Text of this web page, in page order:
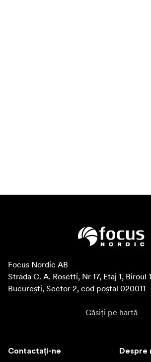
Focus Nordic AB
Strada C. A. Rosetti, Nr 17, Etaj 1, Biroul
București, Sector 2, cod poștal 020011
Găsiți pe hartă
Contactați-ne Despre